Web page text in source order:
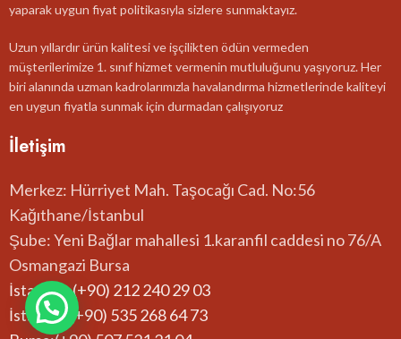
yaparak uygun fiyat politikasıyla sizlere sunmaktayız.
Uzun yıllardır ürün kalitesi ve işçilikten ödün vermeden
müşterilerimize 1. sınıf hizmet vermenin mutluluğunu yaşıyoruz. Her
biri alanında uzman kadrolarımızla havalandırma hizmetlerinde kaliteyi
en uygun fiyatla sunmak için durmadan çalışıyoruz
İletişim
Merkez: Hürriyet Mah. Taşocağı Cad. No:56
Kağıthane/İstanbul
Şube: Yeni Bağlar mahallesi 1.karanfil caddesi no 76/A
Osmangazi Bursa
İstanbul: (+90) 212 240 29 03
İstanbul:(+90) 535 268 64 73